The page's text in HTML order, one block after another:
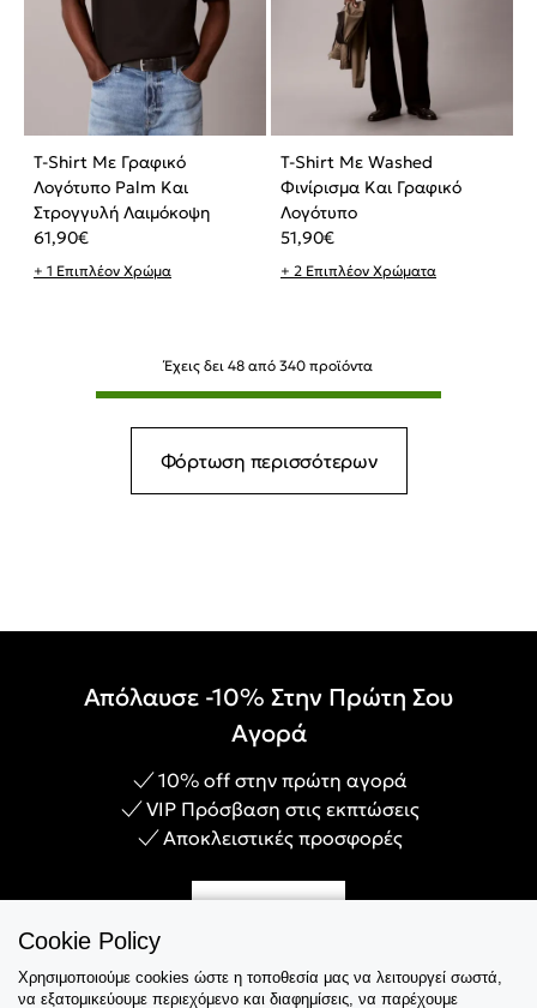
T-Shirt Με Γραφικό
Λογότυπο Palm Και
Στρογγυλή Λαιμόκοψη
61,90€
+ 1 Επιπλέον Χρώμα
T-Shirt Με Washed
Φινίρισμα Και Γραφικό
Λογότυπο
51,90€
+ 2 Επιπλέον Χρώματα
Έχεις δει 48 από 340 προϊόντα
Φόρτωση περισσότερων
Απόλαυσε -10% Στην Πρώτη Σου
Αγορά
10% off στην πρώτη αγορά
VIP Πρόσβαση στις εκπτώσεις
Αποκλειστικές προσφορές
Cookie Policy
Χρησιμοποιούμε cookies ώστε η τοποθεσία μας να λειτουργεί σωστά,
να εξατομικεύουμε περιεχόμενο και διαφημίσεις, να παρέχουμε